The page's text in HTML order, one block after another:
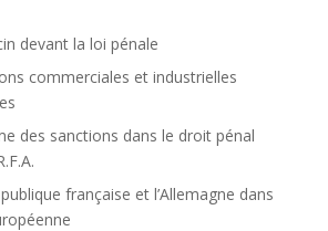
devant la loi pénale
commerciales et industrielles
des sanctions dans le droit pénal
publique française et l’Allemagne dans